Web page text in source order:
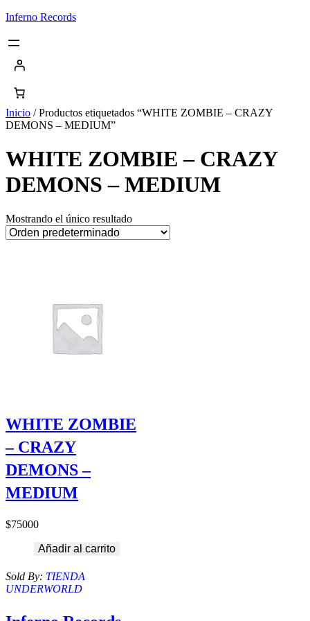
Saltar
contenido
Inferno Records
Inicio / Productos etiquetados “WHITE ZOMBIE – CRAZY
DEMONS – MEDIUM”
WHITE ZOMBIE – CRAZY
DEMONS – MEDIUM
Mostrando el único resultado
WHITE ZOMBIE
– CRAZY
DEMONS –
MEDIUM
$75000
Añadir al carrito
Sold By: TIENDA
UNDERWORLD